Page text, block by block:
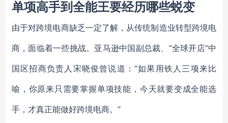
单项高手到全能王要经历哪些蜕变
由于对跨境电商缺乏一定了解，从传统制造业转型跨境电
商，面临着一些挑战。亚马逊中国副总裁、“全球开店”中
国区招商负责人宋晓俊曾说道：“如果用铁人三项来比
喻，你原来只需要掌握单项技能，今天就要变成全能选
手，才真正能做好跨境电商。”